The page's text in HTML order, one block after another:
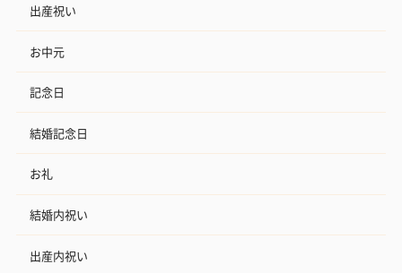
出産祝い
お中元
記念日
結婚記念日
お礼
結婚内祝い
出産内祝い